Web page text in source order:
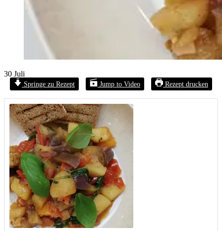
30 Juli
Springe zu Rezept Jump to Video Rezept drucken